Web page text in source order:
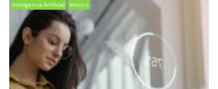
Inteligencia Artificial México